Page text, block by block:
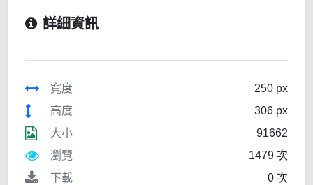
詳細資訊
寬度
250 px
高度
306 px
大小
91662
瀏覽
1479 次
下載
0 次